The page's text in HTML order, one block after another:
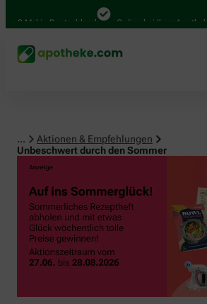
Mal in Deutschland Online bei Ihrer Apotheke
...
Aktionen & Empfehlungen
Unbeschwert durch den Sommer